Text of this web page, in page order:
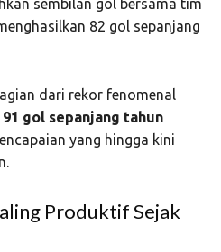
sembilan gol bersama tim
82 gol sepanjang
dari rekor fenomenal
91 gol sepanjang tahun
yang hingga kini
Produktif Sejak